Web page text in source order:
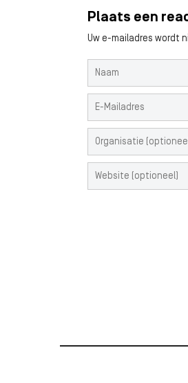
Plaats een
Uw e-mailadres wordt